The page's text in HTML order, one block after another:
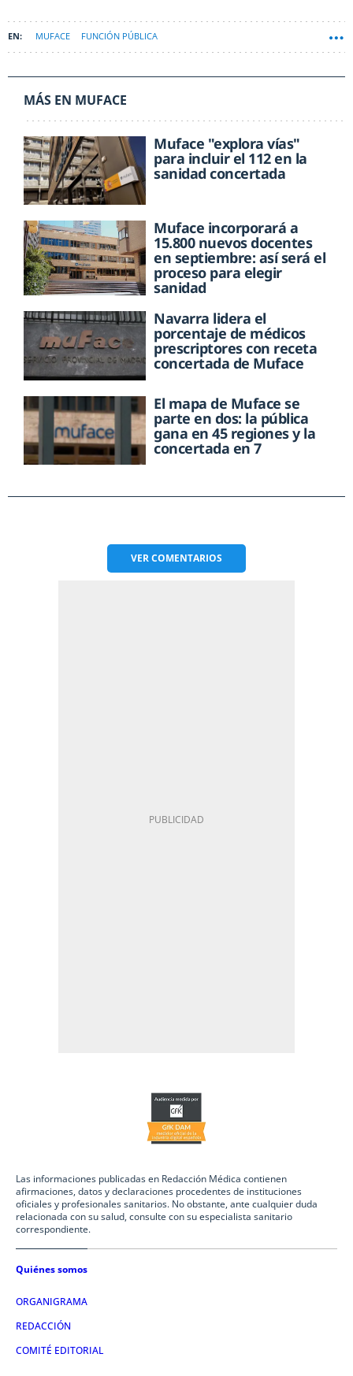
MUFACE FUNCIÓN PÚBLICA
MÁS EN MUFACE
Muface "explora vías"
para incluir el 112 en la
sanidad concertada
Muface incorporará a
15.800 nuevos docentes
en septiembre: así será el
proceso para elegir
sanidad
Navarra lidera el
porcentaje de médicos
prescriptores con receta
concertada de Muface
El mapa de Muface se
parte en dos: la pública
gana en 45 regiones y la
concertada en 7
VERCOMENTARIOS
Las informaciones publicadas en Redacción Médica contienen
afirmaciones, datos y declaraciones procedentes de instituciones
oficiales y profesionales sanitarios. No obstante, ante cualquier duda
relacionada con su salud, consulte con su especialista sanitario
correspondiente.
Quiénes somos
ORGANIGRAMA
REDACCIÓN
COMITÉ EDITORIAL